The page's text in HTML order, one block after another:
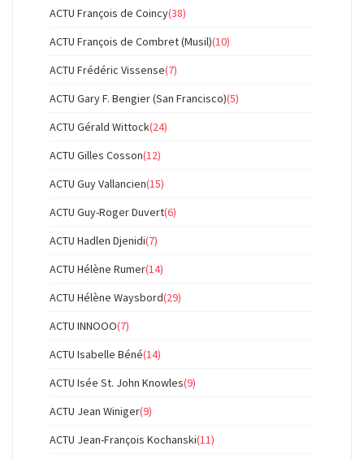
ACTU François de Coincy(38)
ACTU François de Combret (Musil)(10)
ACTU Frédéric Vissense(7)
ACTU Gary F. Bengier (San Francisco)(5)
ACTU Gérald Wittock(24)
ACTU Gilles Cosson(12)
ACTU Guy Vallancien(15)
ACTU Guy-Roger Duvert(6)
ACTU Hadlen Djenidi(7)
ACTU Hélène Rumer(14)
ACTU Hélène Waysbord(29)
ACTU INNOOO(7)
ACTU Isabelle Béné(14)
ACTU Isée St. John Knowles(9)
ACTU Jean Winiger(9)
ACTU Jean-François Kochanski(11)